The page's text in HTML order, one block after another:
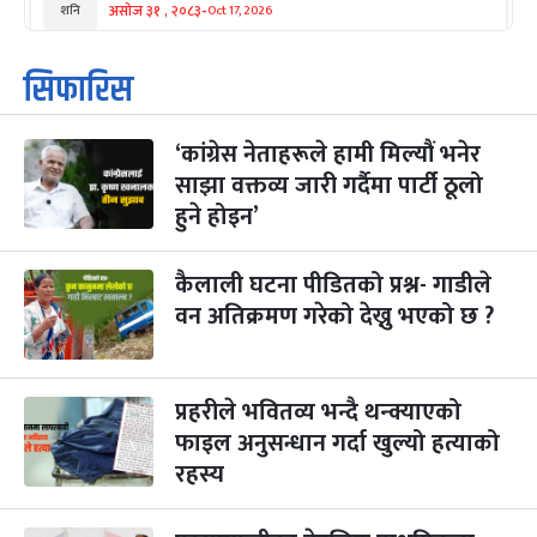
शनि असोज ३१ , २०८३-Oct 17, 2026
१
आइत
कार्तिक सङ्क्रान्ति
कार्तिक १, २०८३
३
मंगल कार्तिक ३, २०८३-Oct 20, 2026
२ महिना बाँकी
४ विजयादशमी
कार्तिक ४, २०८३
५
बिहि
पापा‌ङ्कुशा एकादशी व्रत
कार्तिक ५, २०८३
२ महिना बाँकी
२२
आइत
कुकुर तिहार
कार्तिक २२, २०८३-Nov 8, 2026
३ महिना बाँकी
२३
सोम
गाई पूजा
कार्तिक २३, २०८३-Nov 9, 2026
सिफारिस
‘कांग्रेस नेताहरूले हामी मिल्यौं भनेर
साझा वक्तव्य जारी गर्दैमा पार्टी ठूलो
हुने होइन’
कैलाली घटना पीडितको प्रश्न- गाडीले
वन अतिक्रमण गरेको देख्नु भएको छ ?
प्रहरीले भवितव्य भन्दै थन्क्याएको
फाइल अनुसन्धान गर्दा खुल्यो हत्याको
रहस्य